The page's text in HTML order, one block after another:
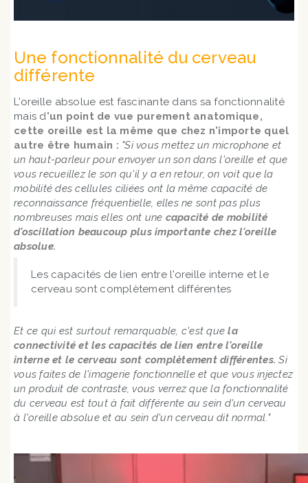
Une fonctionnalité du cerveau
différente
L'oreille absolue est fascinante dans sa fonctionnalité
mais d'un point de vue purement anatomique,
cette oreille est la même que chez n'importe quel
autre être humain : "Si vous mettez un microphone et
un haut-parleur pour envoyer un son dans l'oreille et que
vous recueillez le son qu'il y a en retour, on voit que la
mobilité des cellules ciliées ont la même capacité de
reconnaissance fréquentielle, elles ne sont pas plus
nombreuses mais elles ont une capacité de mobilité
d'oscillation beaucoup plus importante chez l'oreille
absolue.
Les capacités de lien entre l'oreille interne et le
cerveau sont complètement différentes
Et ce qui est surtout remarquable, c'est quela
connectivité et les capacités de lien entre l'oreille
interne et le cerveau sont complètement différentes. Si
vous faites de l'imagerie fonctionnelle et que vous injectez
un produit de contraste, vous verrez que la fonctionnalité
du cerveau est tout à fait différente au sein d'un cerveau
à l'oreille absolue et au sein d'un cerveau dit normal."